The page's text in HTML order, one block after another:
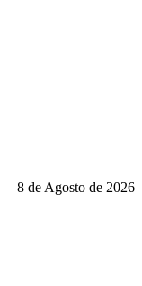
8 de Agosto de 2026